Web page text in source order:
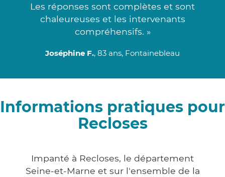
Les réponses sont complètes et sont
chaleureuses et les intervenants
compréhensifs. »
Joséphine F., 83 ans, Fontainebleau
Informations pratiques pour
Recloses
Impanté à Recloses, le département
Seine-et-Marne et sur l'ensemble de la